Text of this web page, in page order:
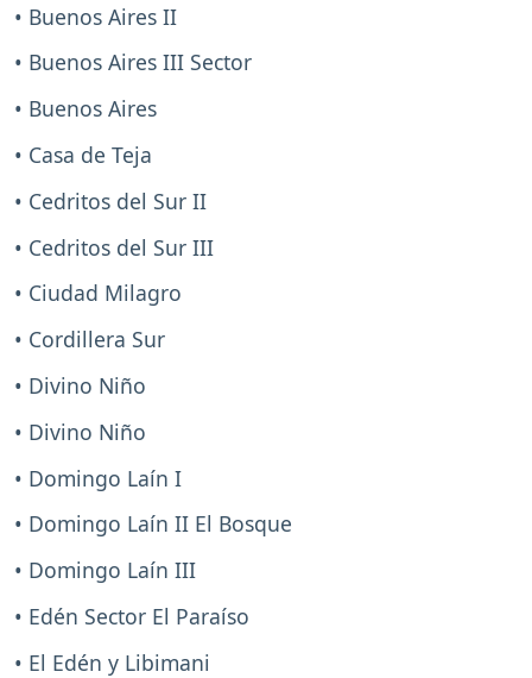
• Buenos Aires II
• Buenos Aires III Sector
• Buenos Aires
• Casa de Teja
• Cedritos del Sur II
• Cedritos del Sur III
• Ciudad Milagro
• Cordillera Sur
• Divino Niño
• Divino Niño
• Domingo Laín I
• Domingo Laín II El Bosque
• Domingo Laín III
• Edén Sector El Paraíso
• El Edén y Libimani